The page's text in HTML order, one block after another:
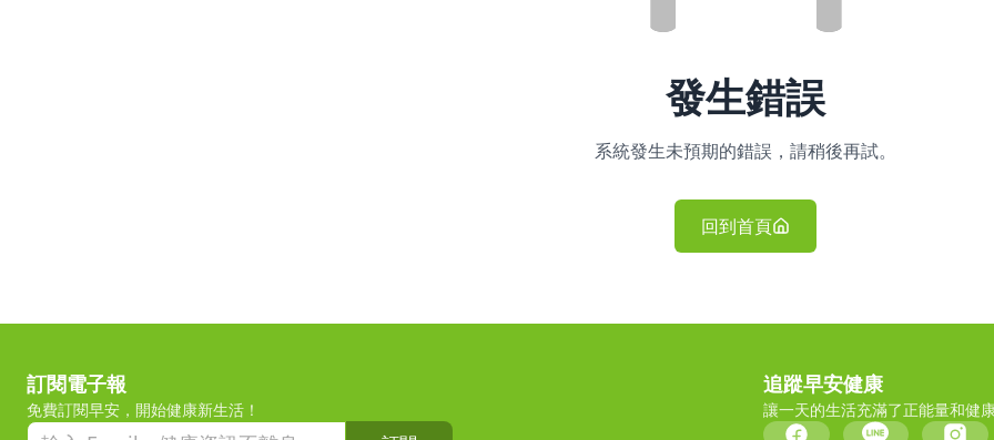
發生錯誤
系統發生未預期的錯誤，請稍後再試。
回到首頁
訂閱電子報
免費訂閱早安，開始健康新生活！
追蹤早安健康
讓一天的生活充滿了正能量和健